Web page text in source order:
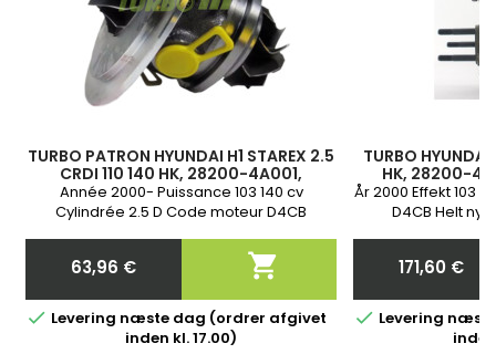
TURBO PATRON HYUNDAI H1 STAREX 2.5
CRDI 110 140 HK, 28200-4A001,
282004A001, 710060-0001, 710060-1,
710060-5001S
Année 2000- Puissance 103 140 cv
Cylindrée 2.5 D Code moteur D4CB
Pris
63,96 € 
 Levering næste dag (ordrer afgivet
inden kl. 17.00)
TURBO
HK, 28200-
710060-0001,
År 2000 Effekt 103
D4CB Helt ny
Pris
171,60 €
 Levering